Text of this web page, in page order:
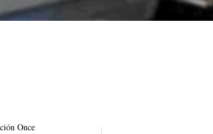
Once